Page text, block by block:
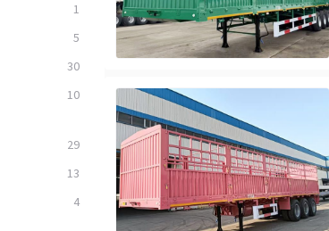
1
5
30
10
29
13
4